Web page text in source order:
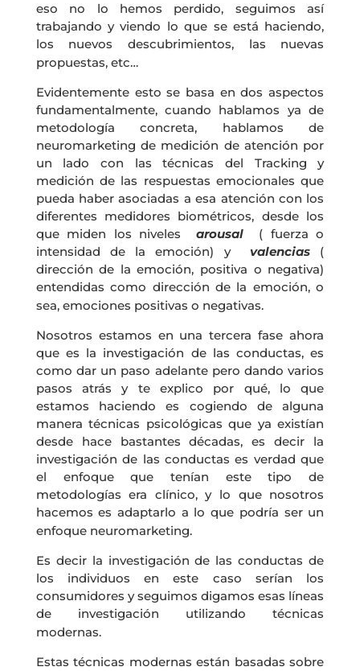
eso no lo hemos perdido, seguimos así
trabajando y viendo lo que se está haciendo,
los nuevos descubrimientos, las nuevas
propuestas, etc…
Evidentemente esto se basa en dos aspectos
fundamentalmente, cuando hablamos ya de
metodología concreta, hablamos de
neuromarketing de medición de atención por
un lado con las técnicas del Tracking y
medición de las respuestas emocionales que
pueda haber asociadas a esa atención con los
diferentes medidores biométricos, desde los
que miden los nivelesarousal ( fuerza o
intensidad de la emoción) y valencias (
dirección de la emoción, positiva o negativa)
entendidas como dirección de la emoción, o
sea, emociones positivas o negativas.
Nosotros estamos en una tercera fase ahora
que es la investigación de las conductas, es
como dar un paso adelante pero dando varios
pasos atrás y te explico por qué, lo que
estamos haciendo es cogiendo de alguna
manera técnicas psicológicas que ya existían
desde hace bastantes décadas, es decir la
investigación de las conductas es verdad que
el enfoque que tenían este tipo de
metodologías era clínico, y lo que nosotros
hacemos es adaptarlo a lo que podría ser un
enfoque neuromarketing.
Es decir la investigación de las conductas de
los individuos en este caso serían los
consumidores y seguimos digamos esas líneas
de investigación utilizando técnicas
modernas.
Estas técnicas modernas están basadas sobre